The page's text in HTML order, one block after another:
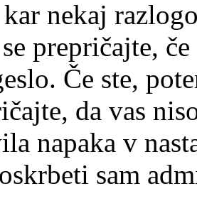
nekaj
prepričajte,
Če ste,
da vas
napaka v
sam